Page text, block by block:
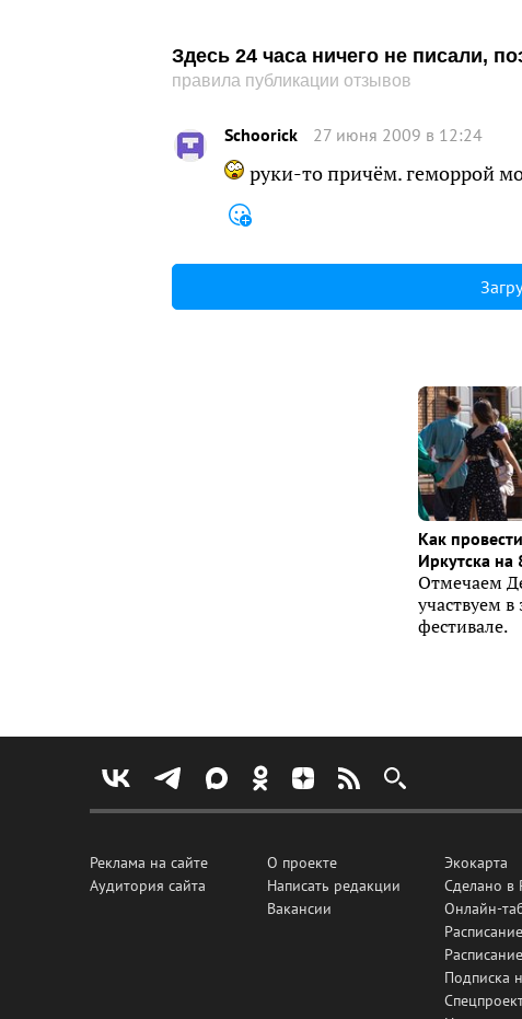
Здесь 24 часа ничего не писали,
правила публикации отзывов
Schoorick 27 июня 2009 в 12:24
руки-то причём. геморрой
Как
Иркутска на
Отмечаем
участвуем
фестивале.
Реклама на сайте
Аудитория сайта
О проекте
Написать редакции
Вакансии
Экокарта
Сделано в
Онлайн-
Подписка